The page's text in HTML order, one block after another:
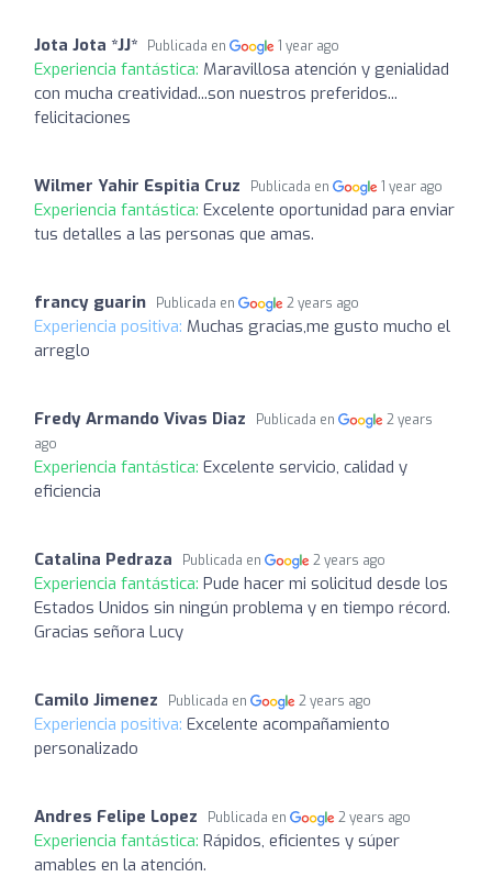
Jota Jota *JJ* Publicada en 1 year ago
Experiencia fantástica: Maravillosa atención y genialidad
con mucha creatividad...son nuestros preferidos...
felicitaciones
Wilmer Yahir Espitia Cruz Publicada en 1 year ago
Experiencia fantástica: Excelente oportunidad para enviar
tus detalles a las personas que amas.
francy guarin Publicada en 2 years ago
Experiencia positiva: Muchas gracias,me gusto mucho el
arreglo
Fredy Armando Vivas Diaz Publicada en
2 years
ago
Experiencia fantástica: Excelente servicio, calidad y
eficiencia
Catalina Pedraza Publicada en 2 years ago
Experiencia fantástica: Pude hacer mi solicitud desde los
Estados Unidos sin ningún problema y en tiempo récord.
Gracias señora Lucy
Camilo Jimenez Publicada en 2 years ago
Experiencia positiva: Excelente acompañamiento
personalizado
Andres Felipe Lopez Publicada en 2 years ago
Experiencia fantástica: Rápidos, eficientes y súper
amables en la atención.